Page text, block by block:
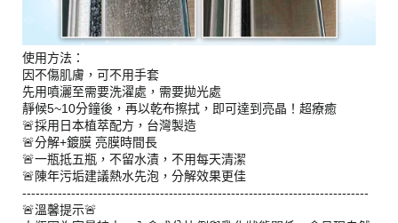
使用方法：
因不傷肌膚，可不用手套
先用噴灑至需要洗濯處，需要拋光處
靜候5~10分鐘後，再以乾布擦拭，即可達到亮晶！超療癒
🚨採用日本植萃配方，台灣製造
🚨分解+鍍膜 亮膜時間長
🚨一瓶抵五瓶，不留水漬，不用每天清潔
🚨陳年污垢建議熱水先泡，分解效果更佳
------------------------------------------------------------------------------
🚨溫馨提示🚨